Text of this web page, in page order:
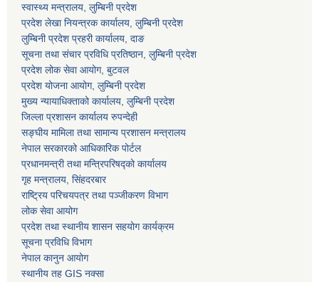
स्वास्थ्य मन्त्रालय, लुम्बिनी प्रदेश
प्रदेश लेखा नियन्त्रक कार्यालय, लुम्बिनी प्रदेश
लुम्बिनी प्रदेश प्रहरी कार्यालय, दाङ
सूचना तथा संचार प्रविधि प्रतिष्ठान, लुम्बिनी प्रदेश
प्रदेश लोक सेवा आयोग, बुटवल
प्रदेश योजना आयोग, लुम्बिनी प्रदेश
मुख्य न्यायाधिक्ताको कार्यालय, लुम्बिनी प्रदेश
जिल्ला प्रशासन कार्यालय रुपन्देही
सङ्घीय मामिला तथा सामान्य प्रशासन मन्त्रालय
नेपाल सरकारको आधिकारिक पोर्टल
प्रधानमन्त्री तथा मन्त्रिपरिषद्को कार्यालय
गृह मन्त्रालय, सिंहदरबार
राष्ट्रिय परिचयपत्र तथा पञ्जीकरण विभाग
लोक सेवा आयोग
प्रदेश तथा स्थानीय शासन सहयोग कार्यक्रम
सूचना प्रविधि विभाग
नेपाल कानुन आयोग
स्थानीय तह GIS नक्सा